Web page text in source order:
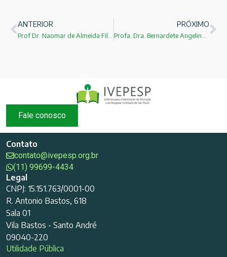
ANTERIOR PRÓXIMO
Fale conosco
Contato
contato@ivepesp.org.br
(11) 99699-4434
Legal
CNPJ: 15.151.763/0001-00
R. Antonio Bastos, 618
Sala 01
Vila Bastos - Santo André
09040-220
Utilidade Pública